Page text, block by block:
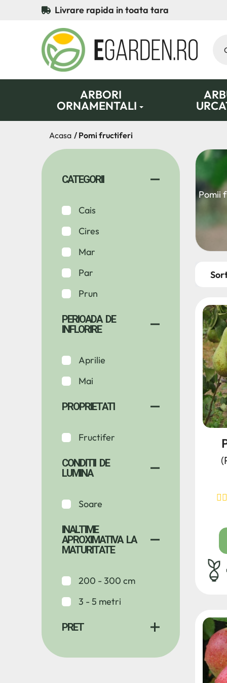
Livrare rapida in toata tara
ARBORI
ORNAMENTALI
Acasa Pomi fructiferi
CATEGORII
Cais
Cires
Mar
Par
Prun
PERIOADA DE
INFLORIRE
Aprilie
Mai
PROPRIETATI
Fructifer
CONDITII DE
LUMINA
Soare
INALTIME
APROXIMATIVA LA
MATURITATE
200 - 300 cm
3 - 5 metri
PRET
Pomii